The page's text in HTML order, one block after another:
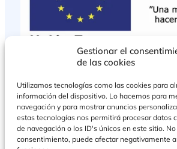
Gestionar el
de las cookies
Utilizamos tecnologías como las cookies para
información del dispositivo. Lo hacemos para
navegación y para mostrar anuncios
estas tecnologías nos permitirá procesar datos
de navegación o los ID's únicos en este sitio.
consentimiento, puede afectar negativamente